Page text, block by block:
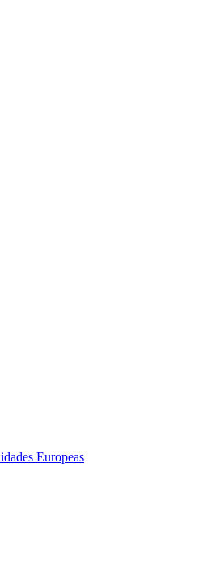
Europeas